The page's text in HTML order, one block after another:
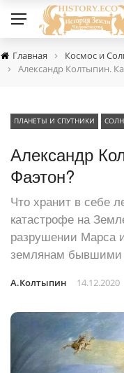
Главная › Космос и
› Александр Колтыпин.
ПЛАНЕТЫ И СПУТНИКИ
Александр
Фаэтон?
Что хранит в себе
катастрофе на
разрушении Марса
землянам бывшими
А.Колтыпин 14.12.2020